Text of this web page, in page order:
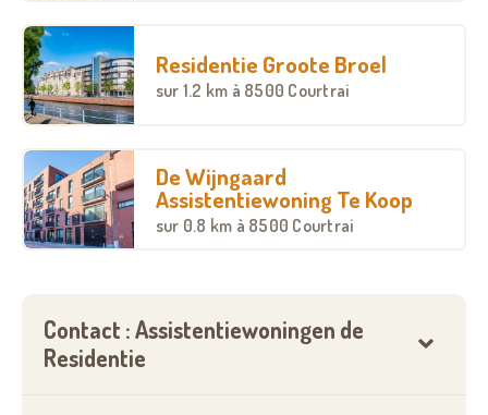
- zorgondersteuning zoals pedicure, manicure,
thuishulp, kapster, kinesitherapie kan door de
Korenbloem aangeboden worden.
- beveiligde parkeerplaats en berging
Residentie Groote Broel
sur 1.2 km à 8500 Courtrai
De Wijngaard
Assistentiewoning Te Koop
sur 0.8 km à 8500 Courtrai
Contact : Assistentiewoningen de
Residentie